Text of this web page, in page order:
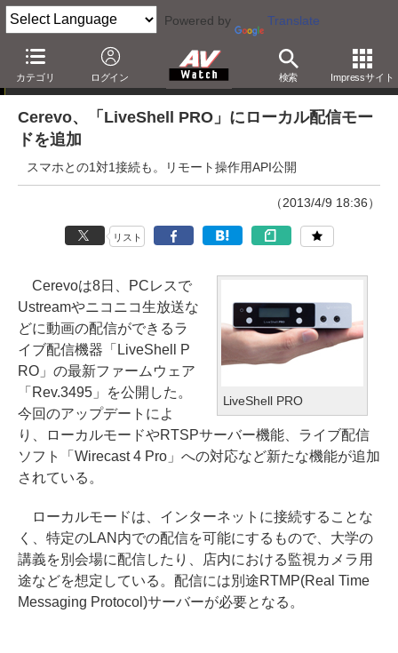
Powered by Translate
カテゴリ ログイン 検索 Impressサイト
ニュース
Cerevo、「LiveShell PRO」にローカル配信モー
ドを追加
スマホとの1対1接続も。リモート操作用API公開
（2013/4/9 18:36）
リスト
LiveShell PRO
Cerevoは8日、PCレスで
Ustreamやニコニコ生放送な
どに動画の配信ができるラ
イブ配信機器「LiveShell P
RO」の最新ファームウェア
「Rev.3495」を公開した。
今回のアップデートによ
り、ローカルモードやRTSPサーバー機能、ライブ配信
ソフト「Wirecast 4 Pro」への対応など新たな機能が追加
されている。
ローカルモードは、インターネットに接続することな
く、特定のLAN内での配信を可能にするもので、大学の
講義を別会場に配信したり、店内における監視カメラ用
途などを想定している。配信には別途RTMP(Real Time
Messaging Protocol)サーバーが必要となる。